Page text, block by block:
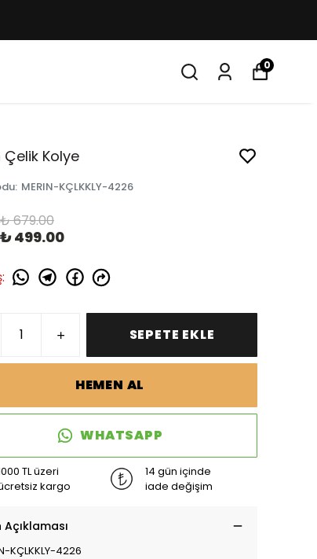
0
Çelik Kolye
: MERIN-KÇLKKLY-4226
₺ 679.00
₺ 499.00
:
SEPETE EKLE
HEMEN AL
WHATSAPP
TL üzeri
kargo
14 gün içinde
iade değişim
Açıklaması
KÇLKKLY-4226